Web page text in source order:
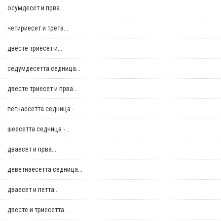
осумдесет и прва...
четириесет и трета...
двестe триесет и...
седумдесетта седница...
двестe триесет и прва...
петнаесетта седница -...
шеесетта седница -...
дваесет и прва...
деветнаесетта седница...
дваесет и петта...
двестe и триесетта...